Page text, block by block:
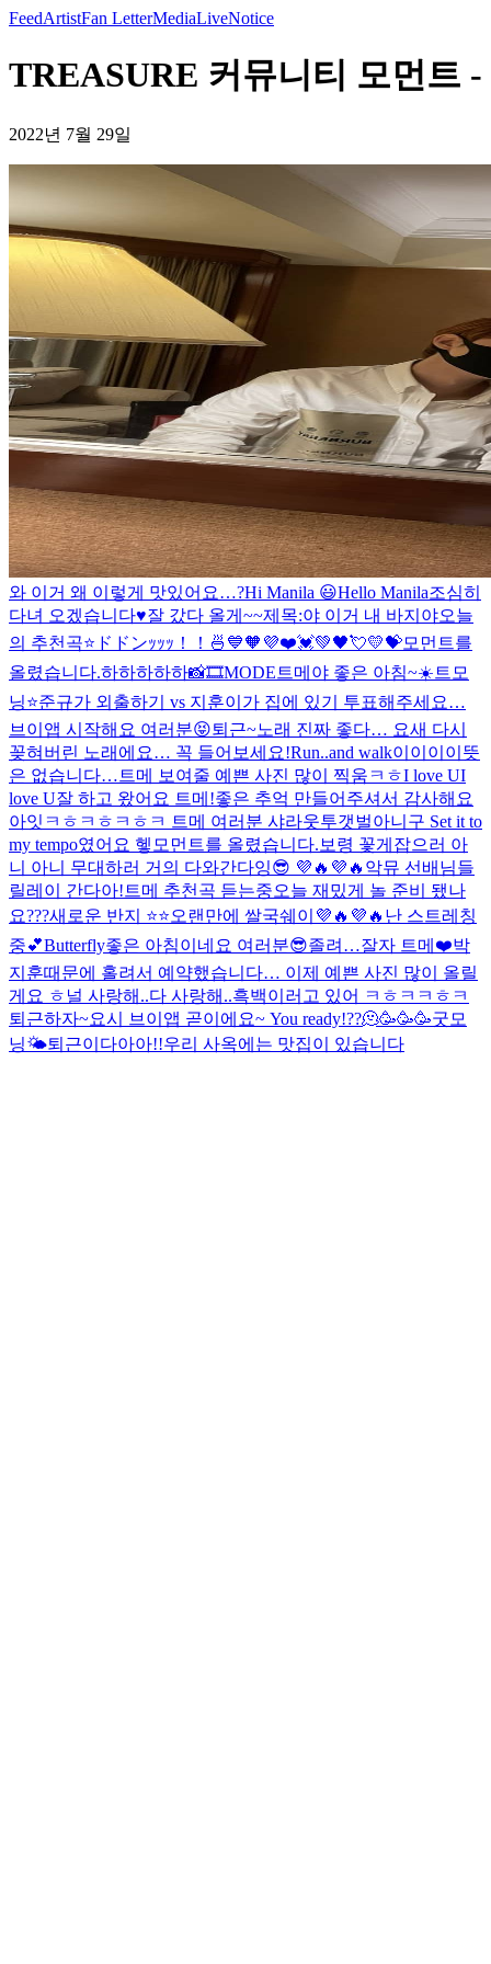
FeedArtistFan LetterMediaLiveNotice
TREASURE 커뮤니티 모먼트 -
2022년 7월 29일
와 이거 왜 이렇게 맛있어요…?Hi Manila 😃Hello Manila조심히
다녀 오겠습니다♥️잘 갔다 올게~~제목:야 이거 내 바지야오늘
의 추천곡⭐️ ドドンｯｯｯ！！🍜 💙🧡💜❤️💓💚🖤💘💛💝모먼트를
올렸습니다.하하하하하📸🎞MODE 트메야 좋은 아침~☀️ 트모
닝⭐️준규가 외출하기 vs 지훈이가 집에 있기 투표해주세요…
브이앱 시작해요 여러분😝퇴근~노래 진짜 좋다… 요새 다시
꽂혀버린 노래에요… 꼭 들어보세요!Run..and walk이이이이뜻
은 없습니다… 트메 보여줄 예쁜 사진 많이 찍움ㅋㅎI love UI
love U잘 하고 왔어요 트메!좋은 추억 만들어주셔서 감사해요
아잇ㅋㅎㅋㅎㅋㅎㅋ 트메 여러분 샤라웃투갯벌아니구 Set it to
my tempo였어요 헿 모먼트를 올렸습니다. 보령 꽃게잡으러 아
니 아니 무대하러 거의 다와간다잉😎 💜🔥💜🔥 악뮤 선배님들
릴레이 간다아! 트메 추천곡 듣는중오늘 재밌게 놀 준비 됐나
요???새로운 반지 ⭐️⭐️오랜만에 쌀국쉐이💜🔥💜🔥 난 스트레칭
중💕Butterfly좋은 아침이네요 여러분😎졸려…잘자 트메❤️박
지훈때문에 홀려서 예약했습니다… 이제 예쁜 사진 많이 올릴
게요 ㅎ 널 사랑해..다 사랑해..흑백이러고 있어 ㅋㅎㅋㅋㅎㅋ
퇴근하자~요시 브이앱 곧이에요~ You ready!??🫠🥳🥳🥳굿모
닝🌤퇴근이다아아!!우리 사옥에는 맛집이 있습니다